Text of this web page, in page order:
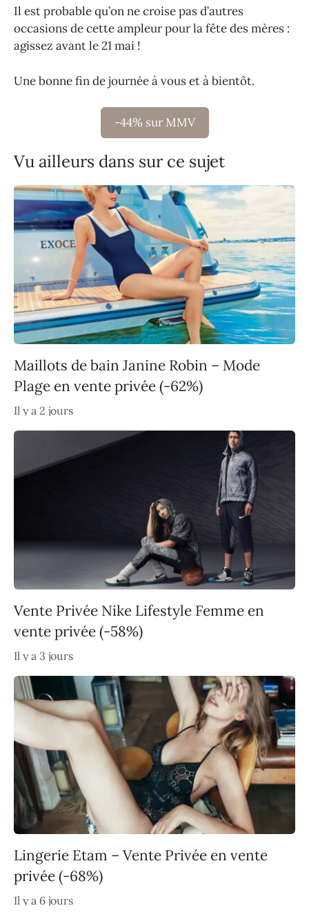
Il est probable qu’on ne croise pas d’autres
occasions de cette ampleur pour la fête des mères :
agissez avant le 21 mai !
Une bonne fin de journée à vous et à bientôt.
-44% sur MMV
Vu ailleurs dans sur ce sujet
Maillots de bain Janine Robin – Mode
Plage en vente privée (-62%)
Il y a 2 jours
Vente Privée Nike Lifestyle Femme en
vente privée (-58%)
Il y a 3 jours
Lingerie Etam – Vente Privée en vente
privée (-68%)
Il y a 6 jours